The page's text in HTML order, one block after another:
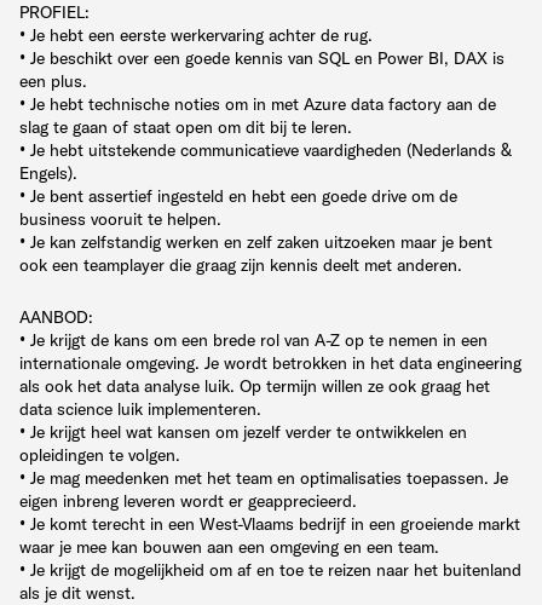
PROFIEL:
• Je hebt een eerste werkervaring achter de rug.
• Je beschikt over een goede kennis van SQL en Power BI, DAX is
een plus.
• Je hebt technische noties om in met Azure data factory aan de
slag te gaan of staat open om dit bij te leren.
• Je hebt uitstekende communicatieve vaardigheden (Nederlands &
Engels).
• Je bent assertief ingesteld en hebt een goede drive om de
business vooruit te helpen.
• Je kan zelfstandig werken en zelf zaken uitzoeken maar je bent
ook een teamplayer die graag zijn kennis deelt met anderen.
AANBOD:
• Je krijgt de kans om een brede rol van A-Z op te nemen in een
internationale omgeving. Je wordt betrokken in het data engineering
als ook het data analyse luik. Op termijn willen ze ook graag het
data science luik implementeren.
• Je krijgt heel wat kansen om jezelf verder te ontwikkelen en
opleidingen te volgen.
• Je mag meedenken met het team en optimalisaties toepassen. Je
eigen inbreng leveren wordt er geapprecieerd.
• Je komt terecht in een West-Vlaams bedrijf in een groeiende markt
waar je mee kan bouwen aan een omgeving en een team.
• Je krijgt de mogelijkheid om af en toe te reizen naar het buitenland
als je dit wenst.